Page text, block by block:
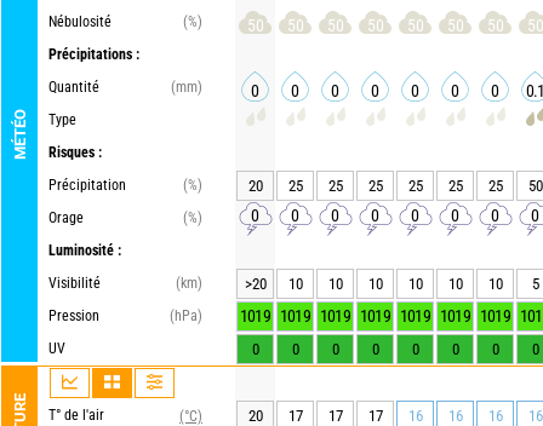
MÉTÉO
Nébulosité
(%)
Précipitations :
Quantité
(mm)
Type
Risques :
Précipitation
(%)
Orage
(%)
Luminosité :
Visibilité
(km)
Pression
(hPa)
UV
T° de l'air
(°C)
50 50 50 50 50 50 50 50
0 0 0 0 0 0 0
20 25 25 25 25 25 25 50
0 0 0 0 0 0 0 0
>20 10 10 10 10 10 10 5
1019 1019 1019 1019 1019 1019 1019
0 0 0 0 0 0 0 0
20 17 17 17 16 16 16
16